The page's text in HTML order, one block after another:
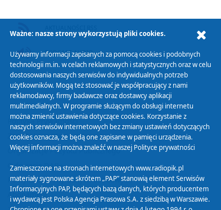
PODCAST AUDIO
Polityka Prywatności
Zasady korzystania z Serwisu
Organizacje Pożytku Publicznego
Cyfryzacja DAB+
Polityka ochrony danych osobowych
Abonament
Ważne: nasze strony wykorzystują pliki cookies.
Używamy informacji zapisanych za pomocą cookies i podobnych
technologii m.in. w celach reklamowych i statystycznych oraz w celu
dostosowania naszych serwisów do indywidualnych potrzeb
użytkowników. Mogą też stosować je współpracujący z nami
reklamodawcy, firmy badawcze oraz dostawcy aplikacji
multimedialnych. W programie służącym do obsługi internetu
można zmienić ustawienia dotyczące cookies. Korzystanie z
naszych serwisów internetowych bez zmiany ustawień dotyczących
cookies oznacza, że będą one zapisane w pamięci urządzenia.
Więcej informacji można znaleźć w naszej Polityce prywatności
Zamieszczone na stronach internetowych www.radiopik.pl
materiały sygnowane skrótem „PAP” stanowią element Serwisów
Informacyjnych PAP, będących bazą danych, których producentem
i wydawcą jest Polska Agencja Prasowa S.A. z siedzibą w Warszawie.